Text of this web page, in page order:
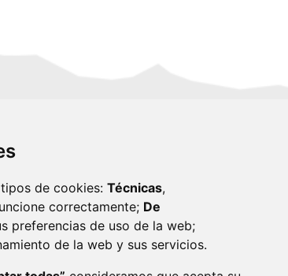
de cookies: Técnicas,
correctamente; De
preferencias de uso de la web;
de la web y sus servicios.
monzon.es